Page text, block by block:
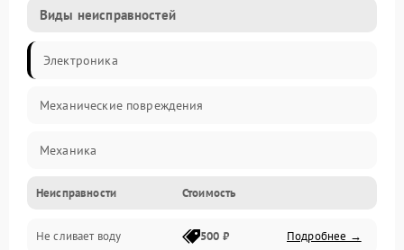
Виды неисправностей
Электроника
Механические повреждения
Механика
Управление
Электропитание
Неисправности Стоимость
Не сливает воду 500 ₽ Подробнее →